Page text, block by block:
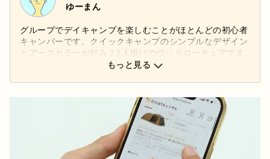
ゆーまん
グループでデイキャンプを楽しむことがほとんどの初心者
キャンパーです。クイックキャンプのシンプルなデザイン
とアースカラーが好み！1人掛けのウッドローチェアでま
ったりとコーヒーを飲むのがお気に入り。
もっと見る